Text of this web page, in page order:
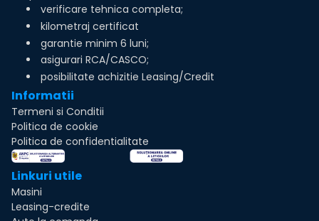
verificare tehnica completa;
kilometraj certificat
garantie minim 6 luni;
asigurari RCA/CASCO;
posibilitate achizitie Leasing/Credit
Informatii
Termeni si Conditii
Politica de cookie
Politica de confidentialitate
Linkuri utile
Masini
Leasing-credite